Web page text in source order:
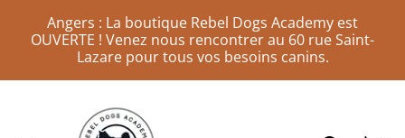
Angers : La boutique Rebel Dogs Academy est
OUVERTE ! Venez nous rencontrer au 60 rue Saint-
Lazare pour tous vos besoins canins.